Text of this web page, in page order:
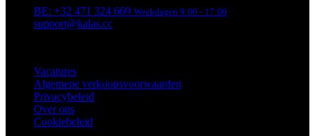
BE: +32 471 324 669 Weekdagen 9:00 - 17:00
support@kalas.cc
Vacatures
Algemene verkoopsvoorwaarden
Privacybeleid
Over ons
Cookiebeleid